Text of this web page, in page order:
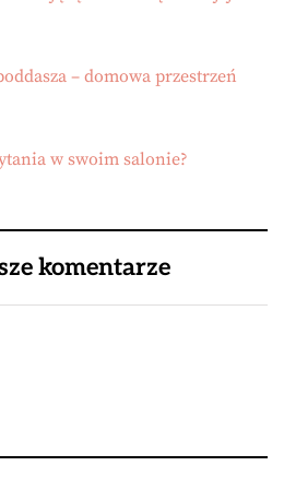
– domowa przestrzeń
w swoim salonie?
komentarze